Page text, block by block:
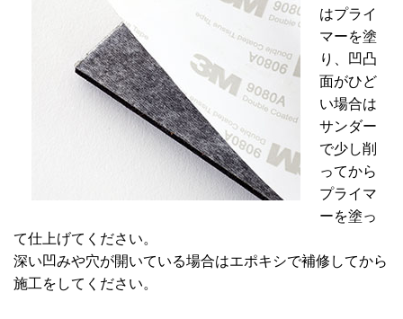
はプライ
マーを塗
り、凹凸
面がひど
い場合は
サンダー
で少し削
ってから
プライマ
ーを塗っ
て仕上げてください。
深い凹みや穴が開いている場合はエポキシで補修してから
施工をしてください。